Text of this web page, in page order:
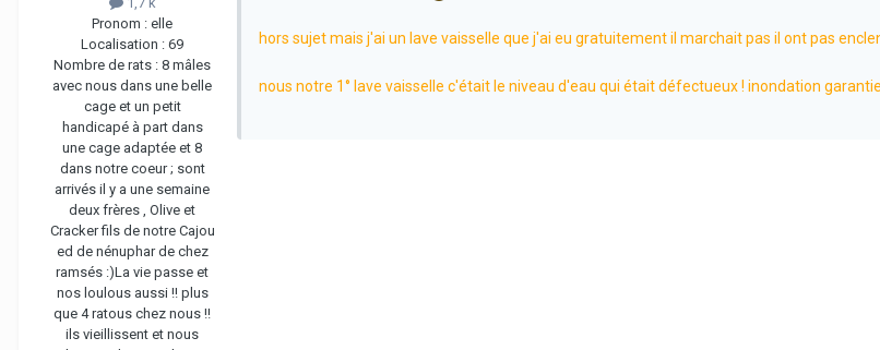
Pronom : elle
Localisation : 69
Nombre de rats : 8 mâles
avec nous dans une belle
cage et un petit
handicapé à part dans
une cage adaptée et 8
dans notre coeur ; sont
arrivés il y a une semaine
deux frères , Olive et
Cracker fils de notre Cajou
ed de nénuphar de chez
ramsés :)La vie passe et
nos loulous aussi !! plus
que 4 ratous chez nous !!
ils vieillissent et nous
hors sujet mais j'ai un lave vaisselle que j'ai eu gratuitement il marchait pas il ont pas
nous notre 1° lave vaisselle c'était le niveau d'eau qui était défectueux ! inondation